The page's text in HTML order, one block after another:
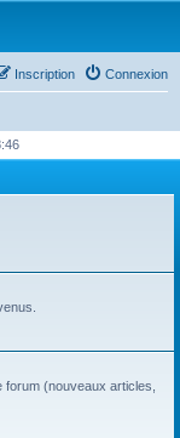
Connexion
Inscription
(nouveaux articles,